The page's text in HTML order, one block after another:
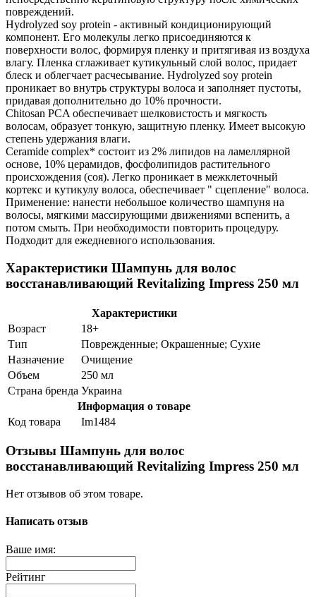
повреждений.
Hydrolyzed soy protein - активный кондиционирующий
компонент. Его молекулы легко присоединяются к
поверхности волос, формируя пленку и притягивая из воздуха
влагу. Пленка сглаживает кутикульный слой волос, придает
блеск и облегчает расчесывание. Hydrolyzed soy protein
проникает во внутрь структуры волоса и заполняет пустоты,
придавая дополнительно до 10% прочности.
Chitosan PCA обеспечивает шелковистость и мягкость
волосам, образует тонкую, защитную пленку. Имеет высокую
степень удержания влаги.
Ceramide complex* состоит из 2% липидов на ламеллярной
основе, 10% церамидов, фосфолипидов растительного
происхождения (соя). Легко проникает в межклеточный
кортекс и кутикулу волоса, обеспечивает " сцепление" волоса.
Применение: нанести небольшое количество шампуня на
волосы, мягкими массирующими движениями вспенить, а
потом смыть. При необходимости повторить процедуру.
Подходит для ежедневного использования.
Характеристики Шампунь для волос
восстанавливающий Revitalizing Impress 250 мл
Характеристики
Возраст
18+
Тип
Поврежденные; Окрашенные; Сухие
Назначение
Очищение
Объем
250 мл
Страна бренда Украина
Информация о товаре
Код товара
Im1484
Отзывы Шампунь для волос
восстанавливающий Revitalizing Impress 250 мл
Нет отзывов об этом товаре.
Написать отзыв
Ваше имя:
Рейтинг